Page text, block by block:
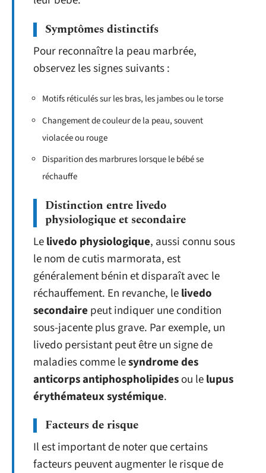
Symptômes distinctifs
Pour reconnaître la peau marbrée,
observez les signes suivants :
Motifs réticulés sur les bras, les jambes ou le torse
Changement de couleur de la peau, souvent
violacée ou rouge
Disparition des marbrures lorsque le bébé se
réchauffe
Distinction entre livedo
physiologique et secondaire
Lelivedo physiologique, aussi connu sous
le nom de cutis marmorata, est
généralement bénin et disparaît avec le
réchauffement. En revanche, lelivedo
secondaire peut indiquer une condition
sous-jacente plus grave. Par exemple, un
livedo persistant peut être un signe de
maladies comme lesyndrome des
anticorps antiphospholipidesou lelupus
érythémateux systémique.
Facteurs de risque
Il est important de noter que certains
facteurs peuvent augmenter le risque de